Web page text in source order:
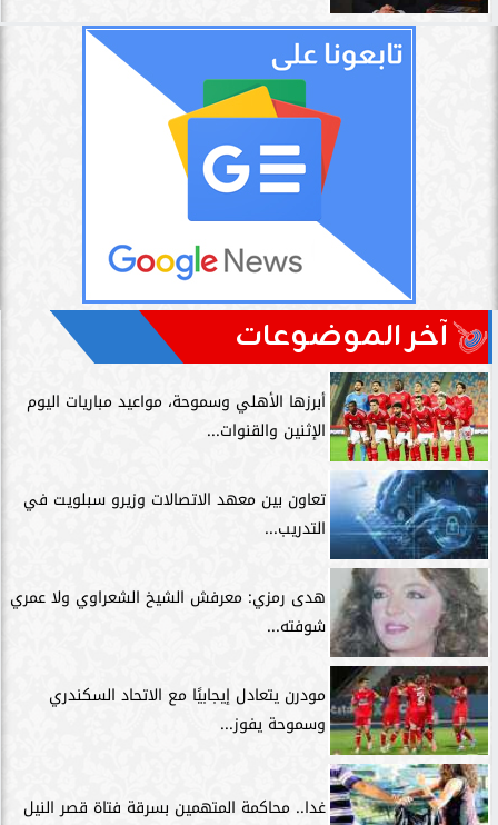
آخر الموضوعات
أبرزها الأهلي وسموحة، مواعيد مباريات اليوم
الإثنين والقنوات...
تعاون بين معهد الاتصالات وزيرو سبلويت في
التدريب...
هدى رمزي: معرفش الشيخ الشعراوي ولا عمري
شوفته...
مودرن يتعادل إيجابيًا مع الاتحاد السكندري
وسموحة يفوز...
غدا.. محاكمة المتهمين بسرقة فتاة قصر النيل